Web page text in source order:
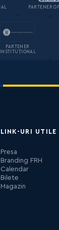
PARTENER
PARTENER
INSTITUȚIONAL
LINK-URI UTILE
Presa
Branding FRH
Calendar
Bilete
Magazin